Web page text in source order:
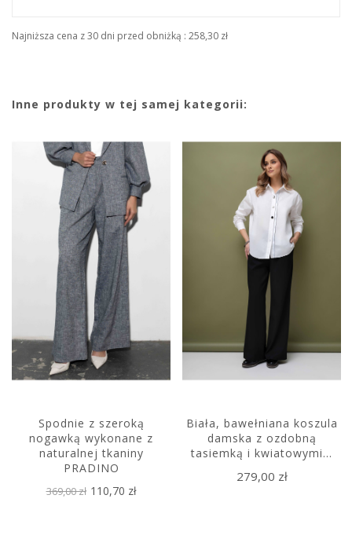
Najniższa cena z 30 dni przed obniżką : 258,30 zł
Inne produkty w tej samej kategorii:
Spodnie z szeroką
nogawką wykonane z
naturalnej tkaniny
PRADINO
369,00 zł 110,70 zł
Biała, bawełniana koszula
damska z ozdobną
tasiemką i kwiatowymi...
279,00 zł